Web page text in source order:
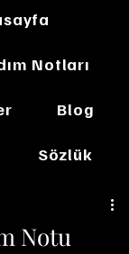
Notları
Blog
Sözlük
Notu